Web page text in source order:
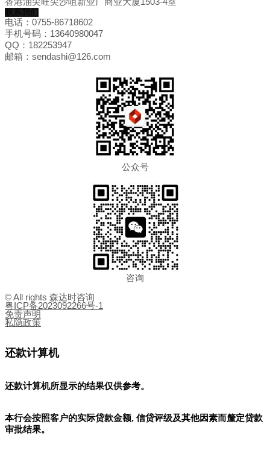
电话：0755-86718602
手机号码：13640980047
QQ：182253947
邮箱：sendashi@126.com
公众号
咨询
© All rights 森达时咨询
粤ICP备2023092266号-1
免责声明
私隐政策
还款计算机
还款计算机所显示的结果仅供参考。
本行会按照客户的实际贷款金额, 信贷评级及其他因素而釐定贷款
审批结果。